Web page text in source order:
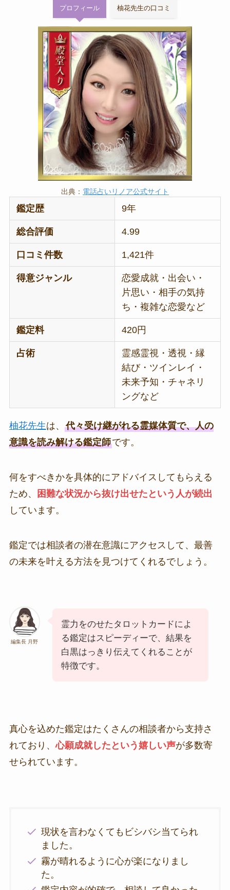
プロフィール 柚花先生の口コミ
出典： 電話占いリノア公式サイト
鑑定歴 9年
総合評価 4.99
口コミ件数 1,421件
得意ジャンル
恋愛成就・出会い・
片思い・相手の気持
ち・複雑な恋愛など
鑑定料 420円
占術
霊感霊視・透視・縁
結び・ツインレイ・
未来予知・チャネリ
ングなど
柚花先生は、 代々受け継がれる霊媒体質で、人の
意識を読み解ける鑑定師です。
何をすべきかを具体的にアドバイスしてもらえる
ため、
困難な状況から抜け出せたという人が続出
しています。
鑑定では相談者の潜在意識にアクセスして、最善
の未来を叶える方法を見つけてくれるでしょう。
編集長 月野
霊力をのせたタロットカードによ
る鑑定はスピーディーで、結果を
白黒はっきり伝えてくれることが
特徴です。
真心を込めた鑑定はたくさんの相談者から支持さ
れており、心願成就したという嬉しい声が多数寄
せられています。
現状を言わなくてもビシバシ当てられ
ました。
霧が晴れるように心が楽になりまし
た。